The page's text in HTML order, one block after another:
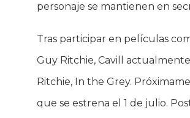
personaje se mantienen en
Tras participar en películas
Guy Ritchie, Cavill
Ritchie, In the Grey.
que se estrena el 1 de julio.